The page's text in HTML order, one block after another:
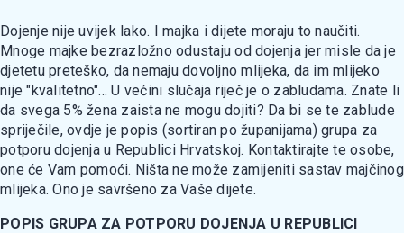
Dojenje nije uvijek lako. I majka i dijete moraju to naučiti.
Mnoge majke bezrazložno odustaju od dojenja jer misle da je
djetetu preteško, da nemaju dovoljno mlijeka, da im mlijeko
nije "kvalitetno"... U većini slučaja riječ je o zabludama. Znate li
da svega 5% žena zaista ne mogu dojiti? Da bi se te zablude
spriječile, ovdje je popis (sortiran po županijama) grupa za
potporu dojenja u Republici Hrvatskoj. Kontaktirajte te osobe,
one će Vam pomoći. Ništa ne može zamijeniti sastav majčinog
mlijeka. Ono je savršeno za Vaše dijete.
POPIS GRUPA ZA POTPORU DOJENJA U REPUBLICI